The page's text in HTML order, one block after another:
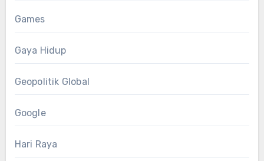
Games
Gaya Hidup
Geopolitik Global
Google
Hari Raya